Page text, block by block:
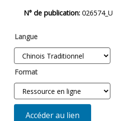
du
produit
N° de publication: 026574_U
Langue
Format
Accéder au lien